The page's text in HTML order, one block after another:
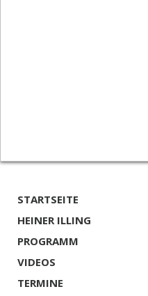
STARTSEITE
HEINER ILLING
PROGRAMM
VIDEOS
TERMINE